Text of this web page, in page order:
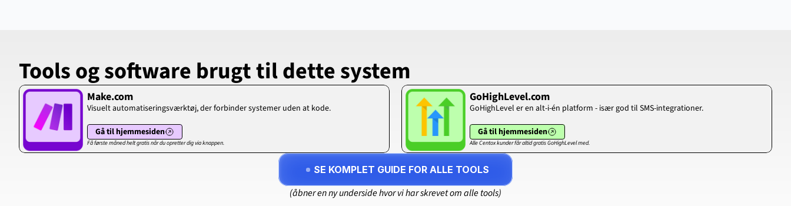
Tools og software brugt til dette system
Make.com
Visuelt automatiseringsværktøj, der forbinder systemer uden at kode.
Gå til hjemmesiden
Få første måned helt gratis når du opretter dig via knappen.
GoHighLevel.com
GoHighLevel er en alt-i-én platform - især god til SMS-integrationer.
Gå til hjemmesiden
Alle Centox kunder får altid gratis GoHighLevel med.
SE KOMPLET GUIDE FOR ALLE TOOLS
(åbner en ny underside hvor vi har skrevet om alle tools)